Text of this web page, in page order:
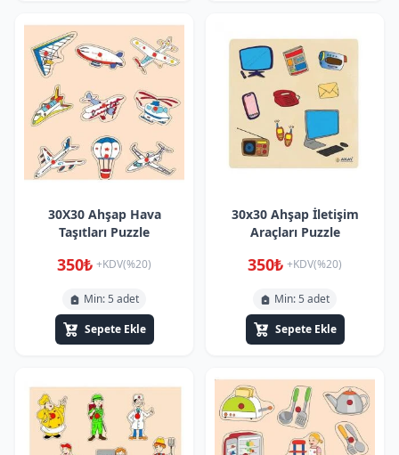
30X30 Ahşap Hava
Taşıtları Puzzle
350₺ +KDV(%20)
Min: 5 adet
Sepete Ekle
30x30 Ahşap İletişim
Araçları Puzzle
350₺ +KDV(%20)
Min: 5 adet
Sepete Ekle